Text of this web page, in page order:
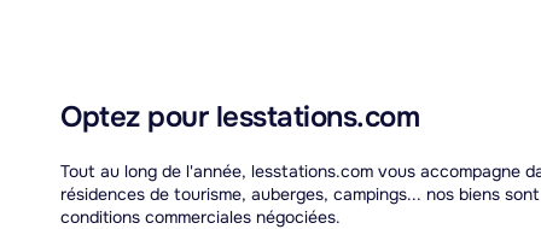
Optez pour lesstations.com
Tout au long de l'année, lesstations.com vous accompagne
résidences de tourisme, auberges, campings... nos biens
conditions commerciales négociées.